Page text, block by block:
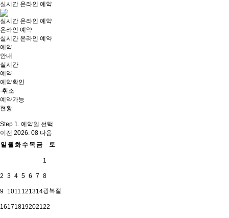
실시간 온라인 예약
실시간 온라인 예약
온라인 예약
실시간 온라인 예약
예약
안내
실시간
예약
예약확인
·취소
예약가능
현황
Step 1. 예약일 선택
이전 2026. 08 다음
일 월 화 수목금 토
1
2 3 4 5 6 7 8
9 1011 121314광복절
16171819202122